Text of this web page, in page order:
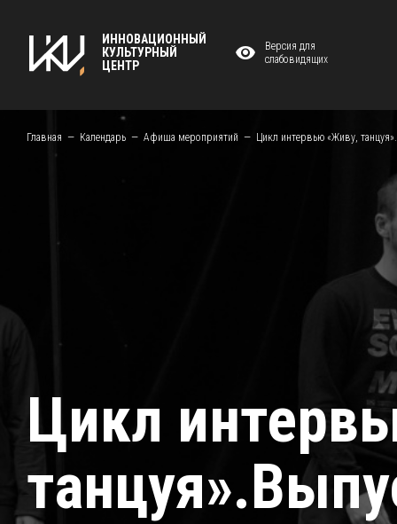
ИННОВАЦИОННЫЙ
КУЛЬТУРНЫЙ
ЦЕНТР
Версия для
слабовидящих
Главная Календарь Афиша мероприятий Цикл интервью «Живу,
Цикл